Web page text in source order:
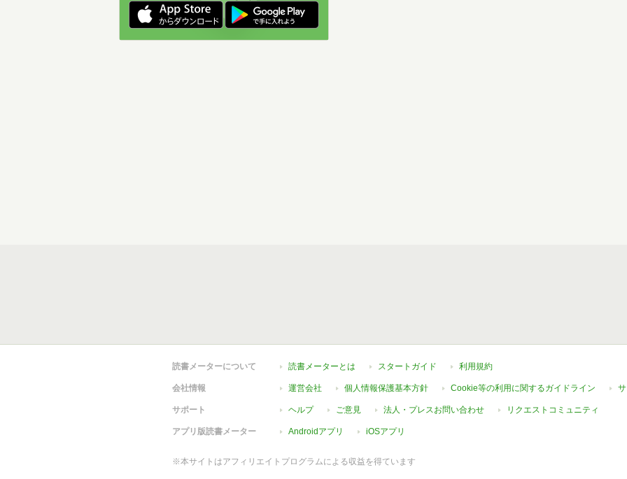
読書メーターについて 読書メーターとは スタートガイド 利用規約
会社情報 運営会社 個人情報保護基本方針 Cookie等の利用に関するガイドライン
サポート ヘルプ ご意見 法人・プレスお問い合わせ リクエストコミュニティ
アプリ版読書メーター Androidアプリ iOSアプリ
※本サイトはアフィリエイトプログラムによる収益を得ています